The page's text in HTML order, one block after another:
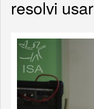
resolvi